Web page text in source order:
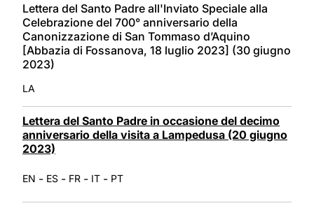
Lettera del Santo Padre all'Inviato Speciale alla
Celebrazione del 700° anniversario della
Canonizzazione di San Tommaso d’Aquino
[Abbazia di Fossanova, 18 luglio 2023] (30 giugno
2023)
LA
Lettera del Santo Padre in occasione del decimo
anniversario della visita a Lampedusa (20 giugno
2023)
EN - ES - FR - IT - PT